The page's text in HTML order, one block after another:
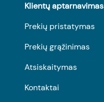
Klientų aptarnavimas
Prekių pristatymas
Prekių grąžinimas
Atsiskaitymas
Kontaktai